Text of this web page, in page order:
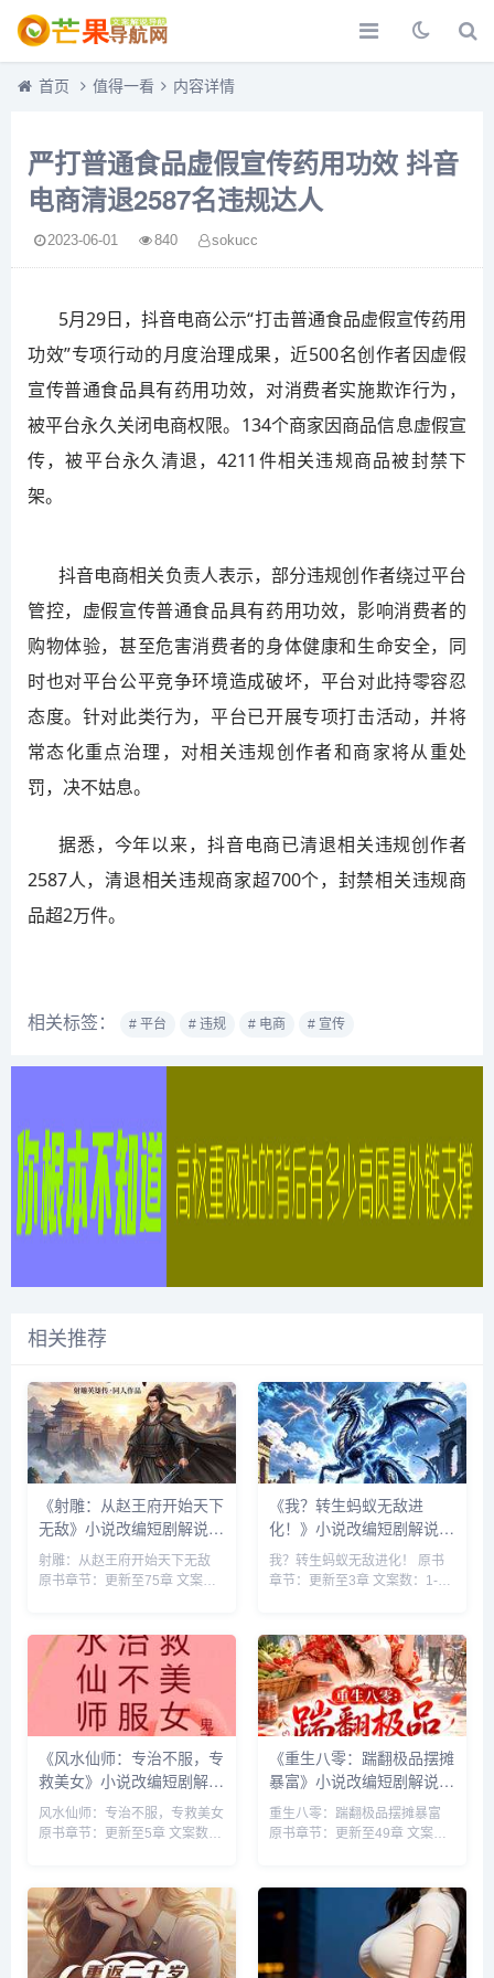
首页 值得一看 内容详情
严打普通食品虚假宣传药用功效 抖音
电商清退2587名违规达人
2023-06-01 840 sokucc
5月29日，抖音电商公示“打击普通食品虚假宣传药用
功效”专项行动的月度治理成果，近500名创作者因虚假
宣传普通食品具有药用功效，对消费者实施欺诈行为，
被平台永久关闭电商权限。134个商家因商品信息虚假宣
传，被平台永久清退，4211件相关违规商品被封禁下
架。
抖音电商相关负责人表示，部分违规创作者绕过平台
管控，虚假宣传普通食品具有药用功效，影响消费者的
购物体验，甚至危害消费者的身体健康和生命安全，同
时也对平台公平竞争环境造成破坏，平台对此持零容忍
态度。针对此类行为，平台已开展专项打击活动，并将
常态化重点治理，对相关违规创作者和商家将从重处
罚，决不姑息。
据悉，今年以来，抖音电商已清退相关违规创作者
2587人，清退相关违规商家超700个，封禁相关违规商
品超2万件。
相关标签： # 平台 # 违规 # 电商 # 宣传
相关推荐
《射雕：从赵王府开始天下
无敌》小说改编短剧解说文
案 全网独家下载
射雕：从赵王府开始天下无敌
原书章节：更新至75章 文案
《我？转生蚂蚁无敌进
化！》小说改编短剧解说文
案 全网独家下载
我？转生蚂蚁无敌进化！ 原书
章节：更新至3章 文案数：1-10
《风水仙师：专治不服，专
救美女》小说改编短剧解说
文案 全网独家下载
风水仙师：专治不服，专救美女
原书章节：更新至5章 文案数：
kuaijieshuo.com...
《重生八零：踹翻极品摆摊
暴富》小说改编短剧解说文
案 全网独家下载
重生八零：踹翻极品摆摊暴富
原书章节：更新至49章 文案